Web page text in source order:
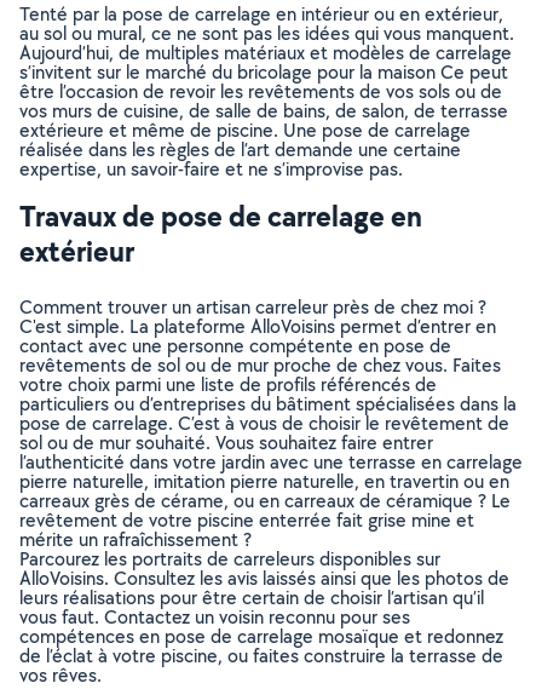
Tenté par la pose de carrelage en intérieur ou en extérieur,
au sol ou mural, ce ne sont pas les idées qui vous manquent.
Aujourd’hui, de multiples matériaux et modèles de carrelage
s’invitent sur le marché du bricolage pour la maison Ce peut
être l’occasion de revoir les revêtements de vos sols ou de
vos murs de cuisine, de salle de bains, de salon, de terrasse
extérieure et même de piscine. Une pose de carrelage
réalisée dans les règles de l’art demande une certaine
expertise, un savoir-faire et ne s’improvise pas.
Travaux de pose de carrelage en
extérieur
Comment trouver un artisan carreleur près de chez moi ?
C'est simple. La plateforme AlloVoisins permet d’entrer en
contact avec une personne compétente en pose de
revêtements de sol ou de mur proche de chez vous. Faites
votre choix parmi une liste de profils référencés de
particuliers ou d’entreprises du bâtiment spécialisées dans la
pose de carrelage. C’est à vous de choisir le revêtement de
sol ou de mur souhaité. Vous souhaitez faire entrer
l’authenticité dans votre jardin avec une terrasse en carrelage
pierre naturelle, imitation pierre naturelle, en travertin ou en
carreaux grès de cérame, ou en carreaux de céramique ? Le
revêtement de votre piscine enterrée fait grise mine et
mérite un rafraîchissement ?
Parcourez les portraits de carreleurs disponibles sur
AlloVoisins. Consultez les avis laissés ainsi que les photos de
leurs réalisations pour être certain de choisir l’artisan qu’il
vous faut. Contactez un voisin reconnu pour ses
compétences en pose de carrelage mosaïque et redonnez
de l’éclat à votre piscine, ou faites construire la terrasse de
vos rêves.